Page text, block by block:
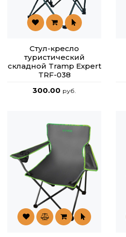
Стул-кресло
туристический
складной Tramp Expert
TRF-038
300.00 руб.